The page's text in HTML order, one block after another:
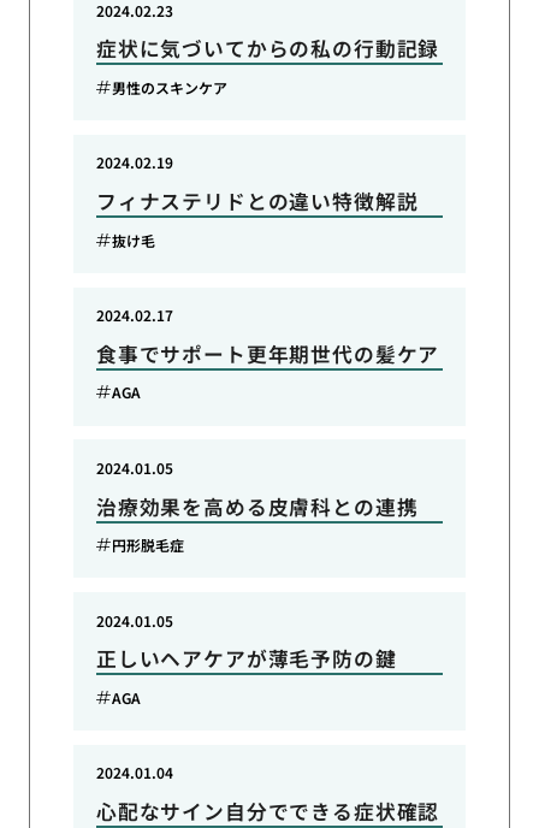
症状に気づいてからの私の行動記録
2024.02.23
男性のスキンケア
フィナステリドとの違い特徴解説
2024.02.19
抜け毛
食事でサポート更年期世代の髪ケア
2024.02.17
AGA
治療効果を高める皮膚科との連携
2024.01.05
円形脱毛症
正しいヘアケアが薄毛予防の鍵
2024.01.05
AGA
心配なサイン自分でできる症状確認
2024.01.04